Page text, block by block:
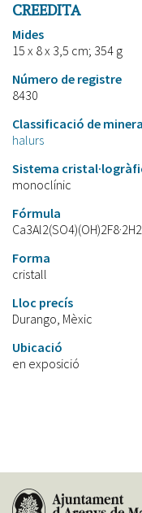
CREEDITA
Mides
15 x 8 x 3,5 cm; 354 g
Número de registre
8430
Classificació de
halurs
Sistema
monoclínic
Fórmula
Forma
cristall
Lloc precís
Durango, Mèxic
Ubicació
en exposició